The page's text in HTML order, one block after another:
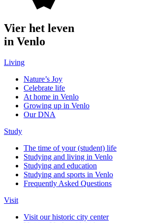
Vier het leven
in Venlo
Living
Nature’s Joy
Celebrate life
At home in Venlo
Growing up in Venlo
Our DNA
Study
The time of your (student) life
Studying and living in Venlo
Studying and education
Studying and sports in Venlo
Frequently Asked Questions
Visit
Visit our historic city center